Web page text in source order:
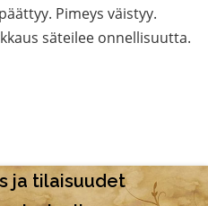
Pimeys väistyy.
säteilee onnellisuutta.
ja tilaisuudet